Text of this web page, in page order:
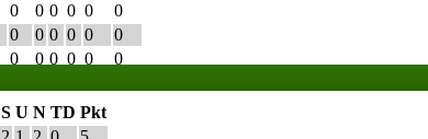
0 0 0 0 0
0
0 0 0 0 0
0
0 0 0 0 0 0
S U N TD Pkt